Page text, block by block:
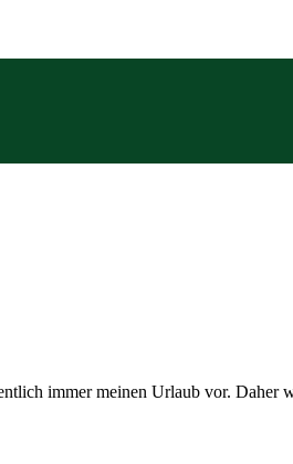
immer meinen Urlaub vor. Daher